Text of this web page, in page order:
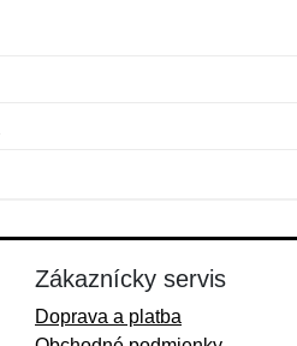
Zákaznícky servis
Doprava a platba